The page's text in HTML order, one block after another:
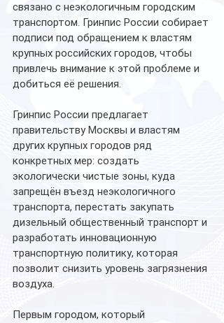
связано с неэкологичным городским
транспортом. Гринпис России собирает
подписи под обращением к властям
крупных российских городов, чтобы
привлечь внимание к этой проблеме и
добиться её решения.
Гринпис России предлагает
правительству Москвы и властям
других крупных городов ряд
конкретных мер: создать
экологически чистые зоны, куда
запрещён въезд неэкологичного
транспорта, перестать закупать
дизельный общественный транспорт и
разработать инновационную
транспортную политику, которая
позволит снизить уровень загрязнения
воздуха.
Первым городом, который